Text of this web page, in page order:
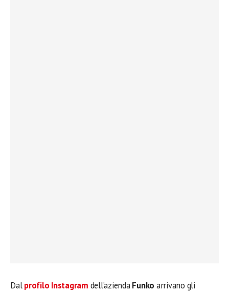
Dalprofilo Instagram dell’aziendaFunko arrivano gli